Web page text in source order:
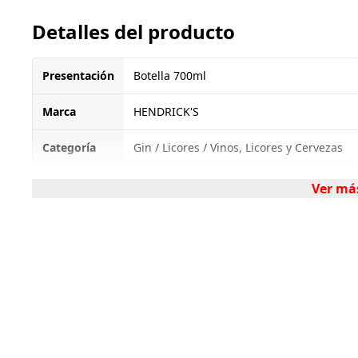
Detalles del producto
Presentación Botella 700ml
Marca HENDRICK'S
Categoría Gin / Licores / Vinos, Licores y Cervezas
Ver